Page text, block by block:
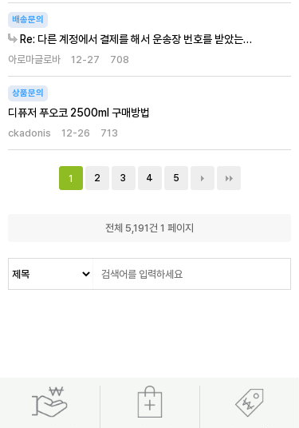
배송문의
Re: 다른 계정에서 결제를 해서 운송장 번호를 받았는…
아로마글로바 12-27 708
상품문의
디퓨저 푸오코 2500ml 구매방법
ckadonis 12-26 713
1 2 3 4 5
전체 5,191건 1 페이지